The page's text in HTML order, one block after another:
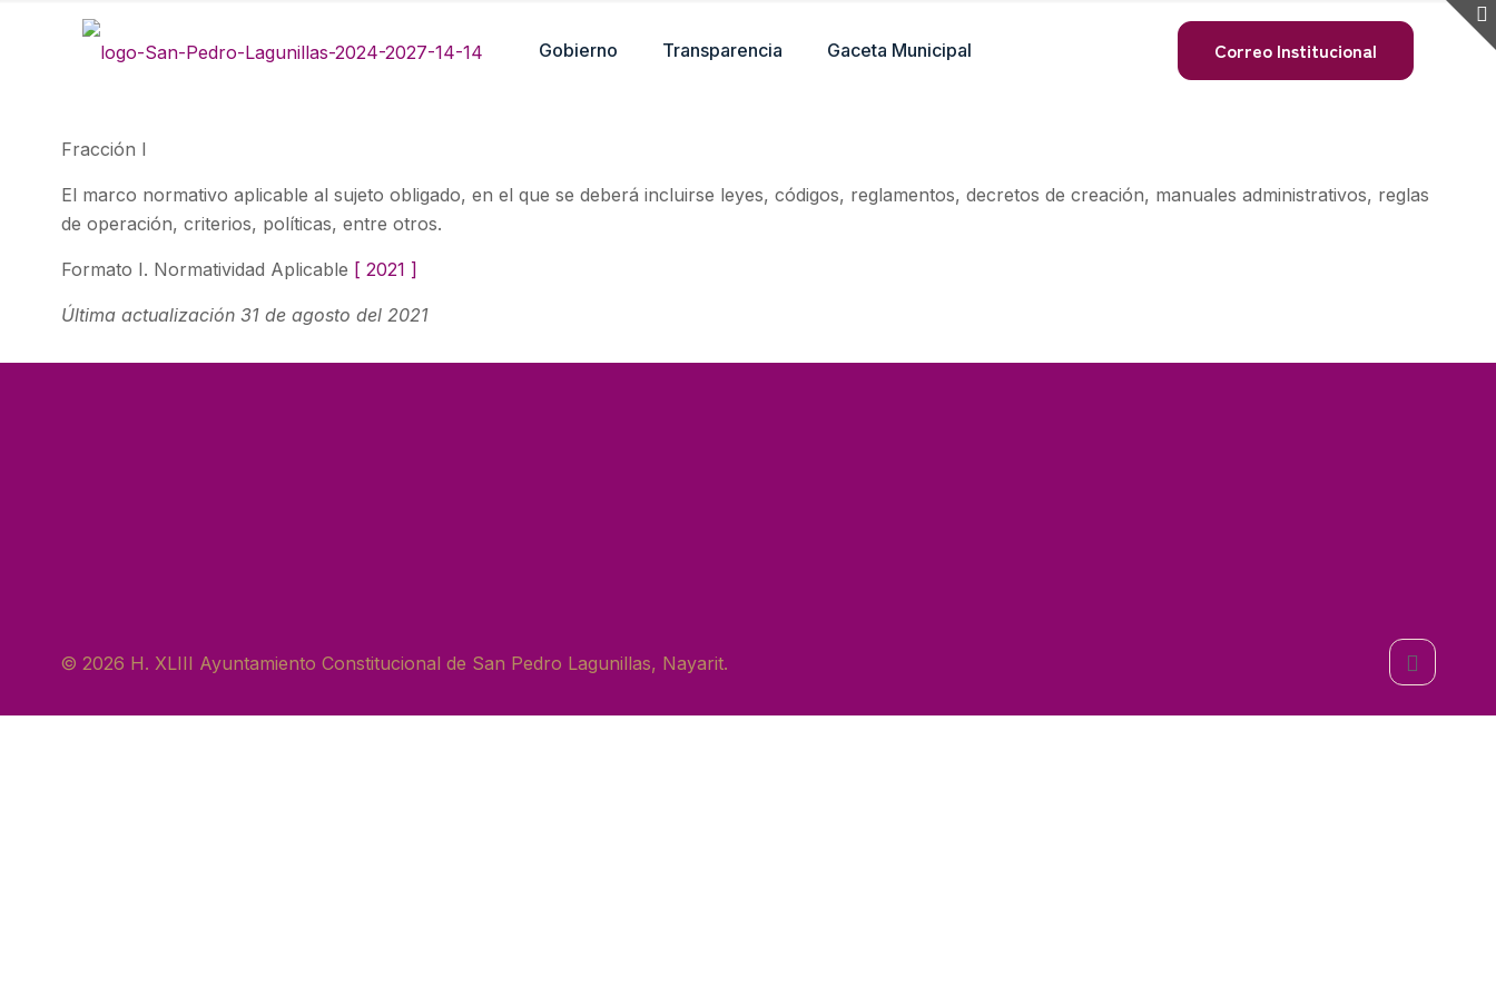
Gobierno Transparencia Gaceta Municipal Correo Institucional
Fracción I
El marco normativo aplicable al sujeto obligado, en el que se deberá incluirse leyes, códigos, reglamentos, decretos de creación, manuales administrativos, reglas
de operación, criterios, políticas, entre otros.
Formato I. Normatividad Aplicable [ 2021 ]
Última actualización 31 de agosto del 2021
© 2026 H. XLIII Ayuntamiento Constitucional de San Pedro Lagunillas, Nayarit.